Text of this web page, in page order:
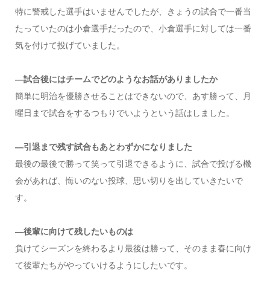
特に警戒した選手はいませんでしたが、きょうの試合で一番当
たっていたのは小倉選手だったので、小倉選手に対しては一番
気を付けて投げていました。
―試合後にはチームでどのようなお話がありましたか
簡単に明治を優勝させることはできないので、あす勝って、月
曜日まで試合をするつもりでいようという話はしました。
―引退まで残す試合もあとわずかになりました
最後の最後で勝って笑って引退できるように、試合で投げる機
会があれば、悔いのない投球、思い切りを出していきたいで
す。
―後輩に向けて残したいものは
負けてシーズンを終わるより最後は勝って、そのまま春に向け
て後輩たちがやっていけるようにしたいです。